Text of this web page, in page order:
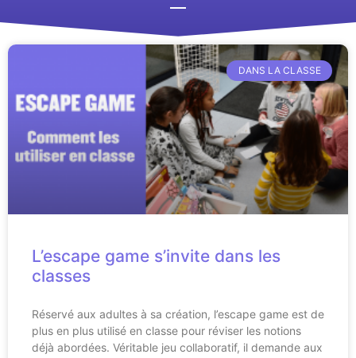
DANS LA CLASSE
L’escape game s’invite dans les
classes
Réservé aux adultes à sa création, l’escape game est de
plus en plus utilisé en classe pour réviser les notions
déjà abordées. Véritable jeu collaboratif, il demande aux